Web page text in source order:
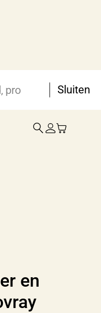
Sluiten
en